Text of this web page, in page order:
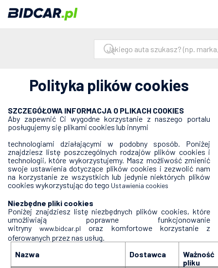
Polityka plików cookies
SZCZEGÓŁOWA INFORMACJA O PLIKACH COOKIES
Aby zapewnić Ci wygodne korzystanie z naszego portalu
posługujemy się plikami cookies lub innymi
technologiami działającymi w podobny sposób. Poniżej
znajdziesz listę poszczególnych rodzajów plików cookies i
technologii, które wykorzystujemy. Masz możliwość zmienić
swoje ustawienia dotyczące plików cookies i zezwolić nam
na korzystanie ze wszystkich lub jedynie niektórych plików
cookies wykorzystując do tego Ustawienia cookies
Niezbędne pliki cookies
Poniżej znajdziesz listę niezbędnych plików cookies, które
umożliwiają poprawne funkcjonowanie
witrynywww.bidcar.pl
oraz komfortowe korzystanie z
oferowanych przez nas usług.
Nazwa
Dostawca
Ważność
pliku